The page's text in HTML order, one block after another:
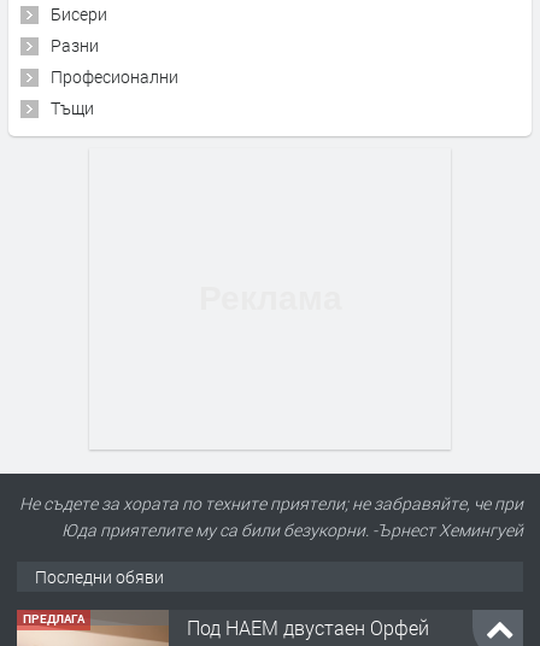
Бисери
Разни
Професионални
Тъщи
Не съдете за хората по техните приятели; не забравяйте, че при
Юда приятелите му са били безукорни. -Ърнест Хемингуей
Последни обяви
ПРЕДЛАГА Под НАЕМ двустаен Орфей